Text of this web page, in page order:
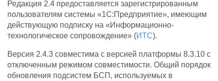
Редакция 2.4 предоставляется зарегистрированным
пользователям системы «1С:Предприятие», имеющим
действующую подписку на «Информационно-
технологическое сопровождение» (ИТС).
Версия 2.4.3 совместима с версией платформы 8.3.10 с
отключенным режимом совместимости. Общий порядок
обновления подсистем БСП, используемых в